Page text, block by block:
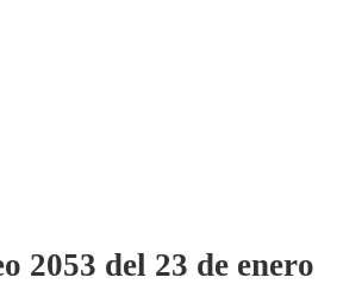
2053 del 23 de enero